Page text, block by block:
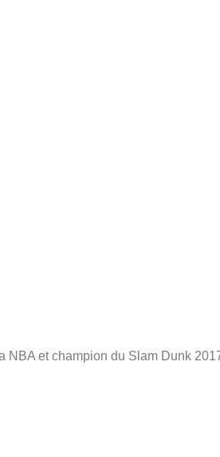
NBA et champion du Slam Dunk